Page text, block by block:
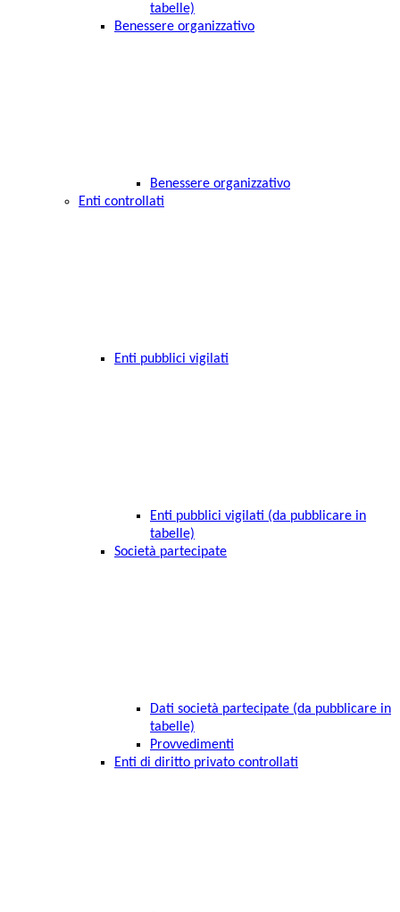
tabelle)
Benessere organizzativo
Benessere organizzativo
Enti controllati
Enti pubblici vigilati
Enti pubblici vigilati (da pubblicare in
tabelle)
Società partecipate
Dati società partecipate (da pubblicare in
tabelle)
Provvedimenti
Enti di diritto privato controllati